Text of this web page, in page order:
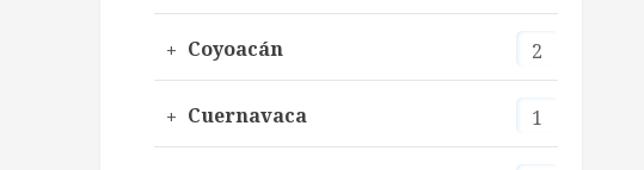
Coyoacán 2
Cuernavaca 1